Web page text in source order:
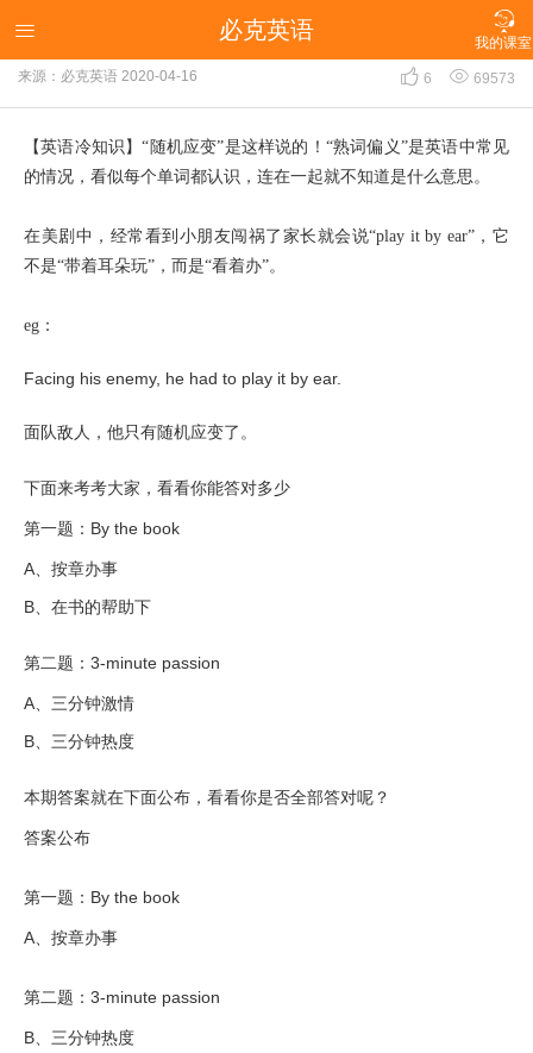

我的课室
 必克英语
【英语冷知识】“随机应变”是这样说的！
来源：必克英语 2020-04-16  6  69573
【英语冷知识】“随机应变”是这样说的！“熟词偏义”是英语中常见
的情况，看似每个单词都认识，连在一起就不知道是什么意思。
在美剧中，经常看到小朋友闯祸了家长就会说“play it by ear”，它
不是“带着耳朵玩”，而是“看着办”。
eg：
Facing his enemy, he had to play it by ear.
面队敌人，他只有随机应变了。
下面来考考大家，看看你能答对多少
第一题：By the book
A、按章办事
B、在书的帮助下
第二题：3-minute passion
A、三分钟激情
B、三分钟热度
本期答案就在下面公布，看看你是否全部答对呢？
答案公布
第一题：By the book
A、按章办事
第二题：3-minute passion
B、三分钟热度